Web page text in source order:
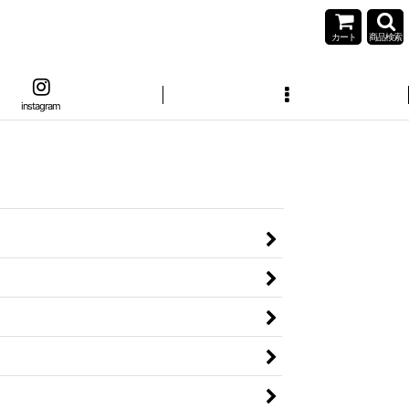
カート 商品検索
instagram